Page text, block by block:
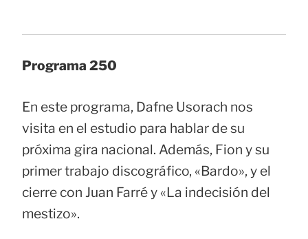
Programa 250
En este programa, Dafne Usorach nos
visita en el estudio para hablar de su
próxima gira nacional. Además, Fion y su
primer trabajo discográfico, «Bardo», y el
cierre con Juan Farré y «La indecisión del
mestizo».